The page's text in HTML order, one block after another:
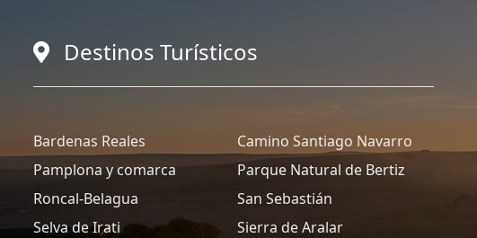
Destinos Turísticos
Bardenas Reales
Camino Santiago Navarro
Pamplona y comarca
Parque Natural de Bertiz
Roncal-Belagua
San Sebastián
Selva de Irati
Sierra de Aralar